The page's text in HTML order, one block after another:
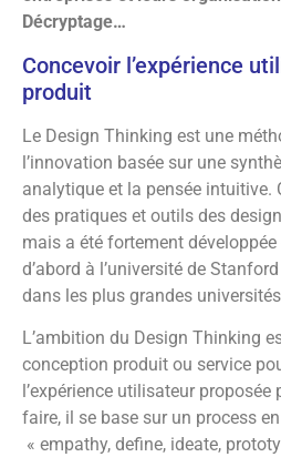
Décryptage…
Concevoir l’expérience
produit
Le Design Thinking est une
l’innovation basée sur une
analytique et la pensée intuitive.
des pratiques et outils des
mais a été fortement
d’abord à l’université de
dans les plus grandes
L’ambition du Design Thinking
conception produit ou service
l’expérience utilisateur proposée
faire, il se base sur un process
« empathy, define, ideate,